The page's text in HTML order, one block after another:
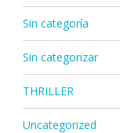
Sin categoría
Sin categorizar
THRILLER
Uncategorized